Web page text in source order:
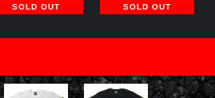
SOLD OUT
SOLD OUT